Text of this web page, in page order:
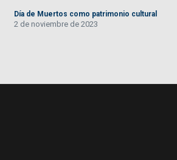
Día de Muertos como patrimonio cultural
2 de noviembre de 2023